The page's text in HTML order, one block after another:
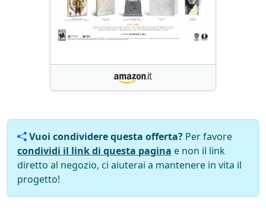
Vuoi condividere questa offerta? Per favore
condividi il link di questa pagina e non il link
diretto al negozio, ci aiuterai a mantenere in vita il
progetto!